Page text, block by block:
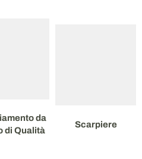
da
di Qualità
Scarpiere